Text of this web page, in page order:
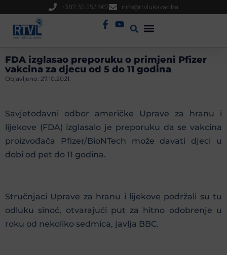
+387 35 553 967 info@rtvlukavac.ba
FDA izglasao preporuku o primjeni Pfizer
vakcina za djecu od 5 do 11 godina
Objavljeno: 27.10.2021.
Savjetodavni odbor američke Uprave za hranu i
lijekove (FDA) izglasalo je preporuku da se vakcina
proizvođača Pfizer/BioNTech može davati djeci u
dobi od pet do 11 godina.
Stručnjaci Uprave za hranu i lijekove podržali su tu
odluku sinoć, otvarajući put za hitno odobrenje u
roku od nekoliko sedmica, javlja BBC.